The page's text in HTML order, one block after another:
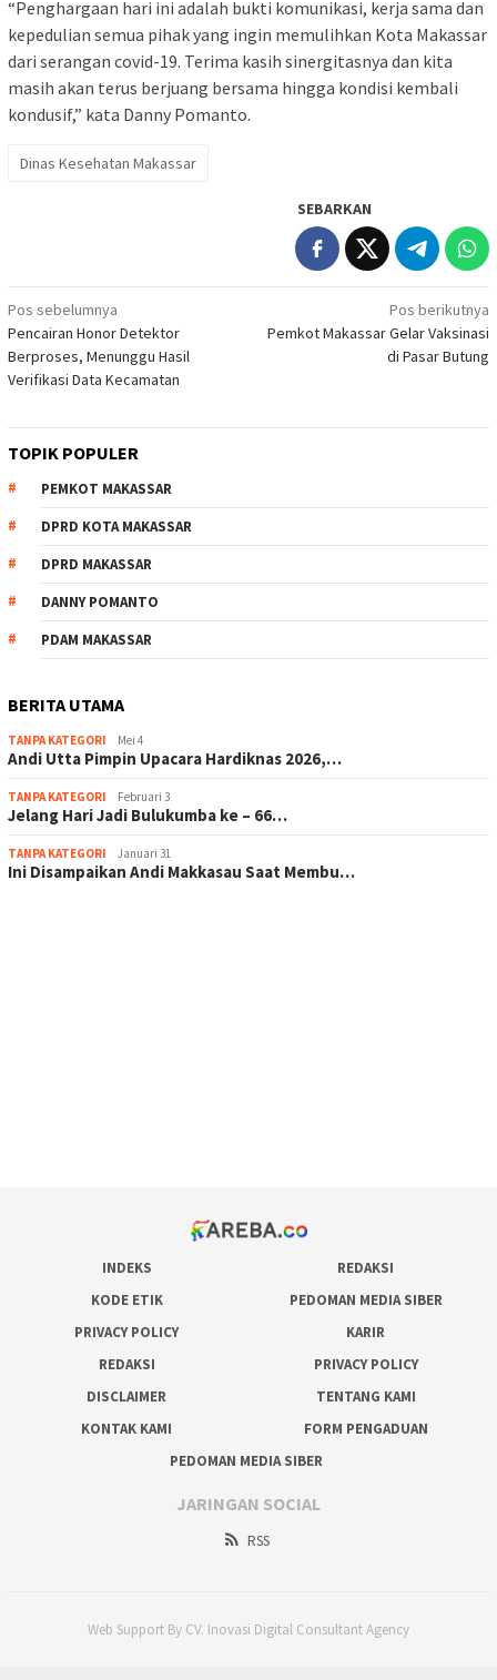
“Penghargaan hari ini adalah bukti komunikasi, kerja sama dan
kepedulian semua pihak yang ingin memulihkan Kota Makassar
dari serangan covid-19. Terima kasih sinergitasnya dan kita
masih akan terus berjuang bersama hingga kondisi kembali
kondusif,” kata Danny Pomanto.
Dinas Kesehatan Makassar
SEBARKAN
Navigasi
pos
Pos sebelumnya
Pencairan Honor Detektor
Berproses, Menunggu Hasil
Verifikasi Data Kecamatan
Pos berikutnya
Pemkot Makassar Gelar Vaksinasi
di Pasar Butung
TOPIK POPULER
PEMKOT MAKASSAR
DPRD KOTA MAKASSAR
DPRD MAKASSAR
DANNY POMANTO
PDAM MAKASSAR
BERITA UTAMA
TANPA KATEGORI Mei 4
Andi Utta Pimpin Upacara Hardiknas 2026,…
TANPA KATEGORI Februari 3
Jelang Hari Jadi Bulukumba ke – 66…
TANPA KATEGORI Januari 31
Ini Disampaikan Andi Makkasau Saat Membu…
INDEKS
REDAKSI
KODE ETIK
PEDOMAN MEDIA SIBER
PRIVACY POLICY
KARIR
REDAKSI
PRIVACY POLICY
DISCLAIMER
TENTANG KAMI
KONTAK KAMI
FORM PENGADUAN
PEDOMAN MEDIA SIBER
JARINGAN SOCIAL
RSS
Web Support By CV. Inovasi Digital Consultant Agency